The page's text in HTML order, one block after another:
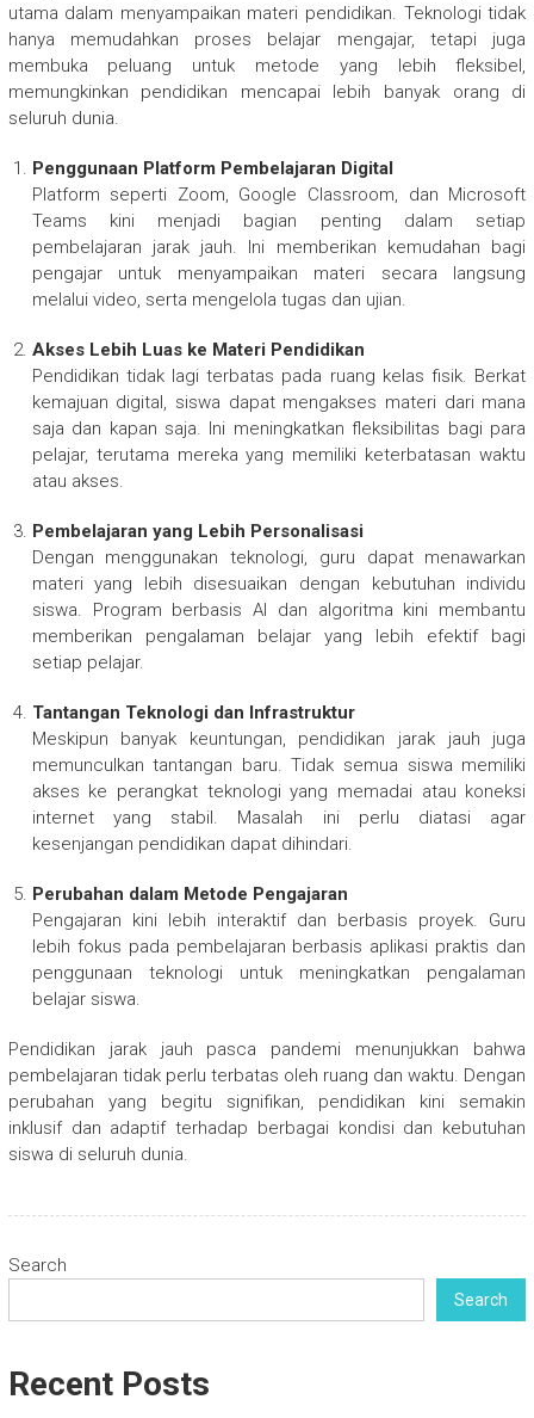
utama dalam menyampaikan materi pendidikan. Teknologi tidak
hanya memudahkan proses belajar mengajar, tetapi juga
membuka peluang untuk metode yang lebih fleksibel,
memungkinkan pendidikan mencapai lebih banyak orang di
seluruh dunia.
Penggunaan Platform Pembelajaran Digital
Platform seperti Zoom, Google Classroom, dan Microsoft
Teams kini menjadi bagian penting dalam setiap
pembelajaran jarak jauh. Ini memberikan kemudahan bagi
pengajar untuk menyampaikan materi secara langsung
melalui video, serta mengelola tugas dan ujian.
Akses Lebih Luas ke Materi Pendidikan
Pendidikan tidak lagi terbatas pada ruang kelas fisik. Berkat
kemajuan digital, siswa dapat mengakses materi dari mana
saja dan kapan saja. Ini meningkatkan fleksibilitas bagi para
pelajar, terutama mereka yang memiliki keterbatasan waktu
atau akses.
Pembelajaran yang Lebih Personalisasi
Dengan menggunakan teknologi, guru dapat menawarkan
materi yang lebih disesuaikan dengan kebutuhan individu
siswa. Program berbasis AI dan algoritma kini membantu
memberikan pengalaman belajar yang lebih efektif bagi
setiap pelajar.
Tantangan Teknologi dan Infrastruktur
Meskipun banyak keuntungan, pendidikan jarak jauh juga
memunculkan tantangan baru. Tidak semua siswa memiliki
akses ke perangkat teknologi yang memadai atau koneksi
internet yang stabil. Masalah ini perlu diatasi agar
kesenjangan pendidikan dapat dihindari.
Perubahan dalam Metode Pengajaran
Pengajaran kini lebih interaktif dan berbasis proyek. Guru
lebih fokus pada pembelajaran berbasis aplikasi praktis dan
penggunaan teknologi untuk meningkatkan pengalaman
belajar siswa.
Pendidikan jarak jauh pasca pandemi menunjukkan bahwa
pembelajaran tidak perlu terbatas oleh ruang dan waktu. Dengan
perubahan yang begitu signifikan, pendidikan kini semakin
inklusif dan adaptif terhadap berbagai kondisi dan kebutuhan
siswa di seluruh dunia.
Search
Search
Recent Posts